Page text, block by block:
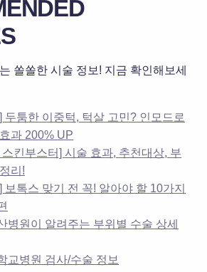
쏠쏠한 시술 정보! 지금 확인해보세
두툼한 이중턱, 턱살 고민? 인모드로
과 200% UP
스킨부스터] 시술 효과, 추천대상, 부
리!
보톡스 맞기 전 꼭! 알아야 할 10가지
병원이 알려주는 부위별 수술 상세
교병원 검사/수술 정보